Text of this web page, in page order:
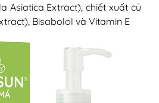
Asiatica Extract), chiết xuất củ
Bisabolol và Vitamin E